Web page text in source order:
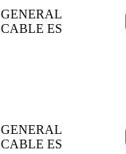
GENERAL
CABLE ES
GENERAL
CABLE ES